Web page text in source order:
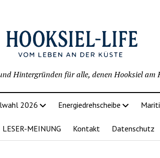
Hintergründen für alle, denen Hooksiel am
2026 Energiedrehscheibe
LESER-MEINUNG Kontakt Datenschutz